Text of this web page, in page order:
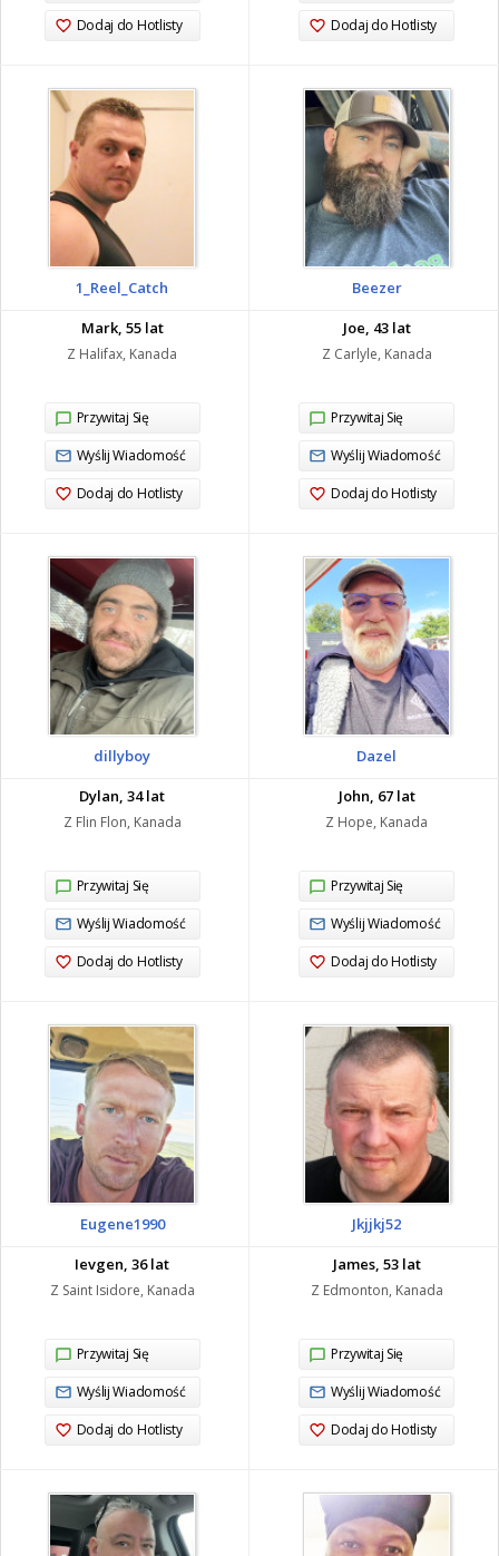
Dodaj do Hotlisty Dodaj do Hotlisty
1_Reel_Catch
Mark, 55 lat
Z Halifax, Kanada
Przywitaj Się
Wyślij Wiadomość
Dodaj do Hotlisty
Beezer
Joe, 43 lat
Z Carlyle, Kanada
Przywitaj Się
Wyślij Wiadomość
Dodaj do Hotlisty
dillyboy
Dylan, 34 lat
Z Flin Flon, Kanada
Przywitaj Się
Wyślij Wiadomość
Dodaj do Hotlisty
Dazel
John, 67 lat
Z Hope, Kanada
Przywitaj Się
Wyślij Wiadomość
Dodaj do Hotlisty
Eugene1990
Ievgen, 36 lat
Z Saint Isidore, Kanada
Przywitaj Się
Wyślij Wiadomość
Dodaj do Hotlisty
Jkjjkj52
James, 53 lat
Z Edmonton, Kanada
Przywitaj Się
Wyślij Wiadomość
Dodaj do Hotlisty